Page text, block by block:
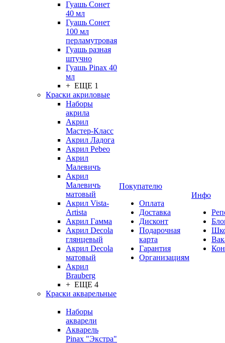
Гуашь Сонет
40 мл
Гуашь Сонет
100 мл
перламутровая
Гуашь разная
штучно
Гуашь Pinax 40
мл
+ ЕЩЕ 1
Краски акриловые
Наборы
акрила
Акрил
Мастер-Класс
Акрил Ладога
Акрил Pebeo
Акрил
Малевичъ
Акрил
Малевичъ
матовый
Акрил Vista-
Artista
Акрил Гамма
Акрил Decola
глянцевый
Акрил Decola
матовый
Акрил
Brauberg
+ ЕЩЕ 4
Краски акварельные
Наборы
акварели
Акварель
Pinax "Экстра"
Покупателю
Оплата
Доставка
Дисконт
Подарочная
карта
Гарантия
Организациям
Инфо